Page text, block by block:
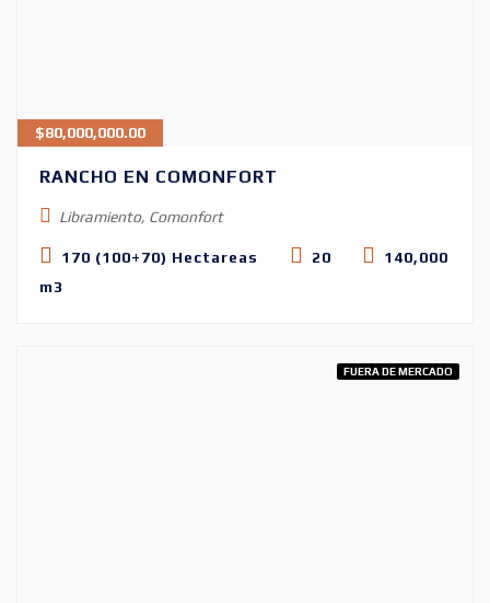
$80,000,000.00
RANCHO EN COMONFORT
Libramiento, Comonfort
170 (100+70) Hectareas 20
140,000
m3
FUERA DE MERCADO